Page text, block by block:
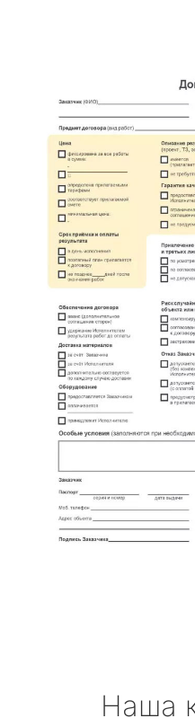
Наша